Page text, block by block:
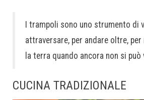
I trampoli sono uno strumento di
attraversare, per andare oltre,
la terra quando ancora non si può
CUCINA TRADIZIONALE